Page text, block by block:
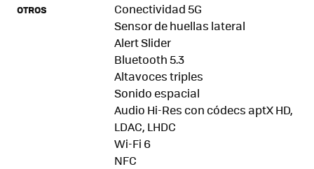
OTROS
Conectividad 5G
Sensor de huellas lateral
Alert Slider
Bluetooth 5.3
Altavoces triples
Sonido espacial
Audio Hi-Res con códecs aptX HD,
LDAC, LHDC
Wi-Fi 6
NFC